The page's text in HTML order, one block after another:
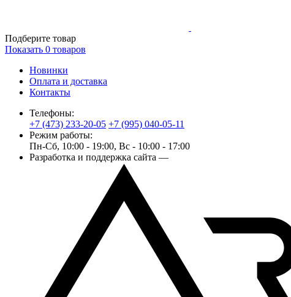
Подберите товар
Показать 0 товаров
Новинки
Оплата и доставка
Контакты
Телефоны:
+7 (473) 233-20-05 +7 (995) 040-05-11
Режим работы:
Пн-Сб, 10:00 - 19:00, Вс - 10:00 - 17:00
Разработка и поддержка сайта —